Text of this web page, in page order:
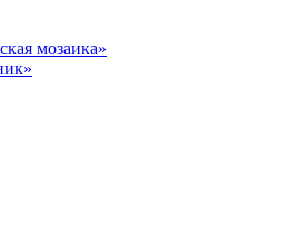
мозаика»